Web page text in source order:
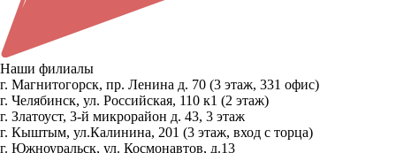
Наши филиалы
г. Магнитогорск, пр. Ленина д. 70 (3 этаж, 331 офис)
г. Челябинск, ул. Российская, 110 к1 (2 этаж)
г. Златоуст, 3-й микрорайон д. 43, 3 этаж
г. Кыштым, ул.Калинина, 201 (3 этаж, вход с торца)
г. Южноуральск, ул. Космонавтов, д.13